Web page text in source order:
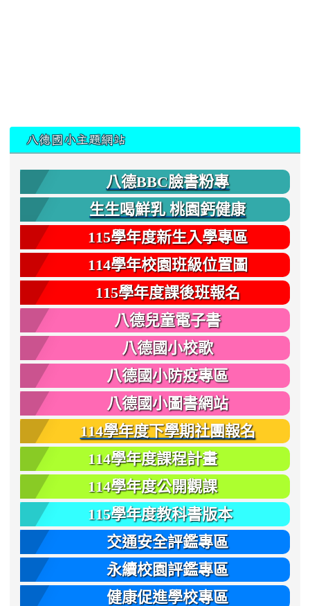
八德國小主題網站
八德BBC臉書粉專
生生喝鮮乳 桃園鈣健康
115學年度新生入學專區
114學年校園班級位置圖
115學年度課後班報名
八德兒童電子書
八德國小校歌
八德國小防疫專區
八德國小圖書網站
114學年度下學期社團報名
114學年度課程計畫
114學年度公開觀課
115學年度教科書版本
交通安全評鑑專區
永續校園評鑑專區
健康促進學校專區